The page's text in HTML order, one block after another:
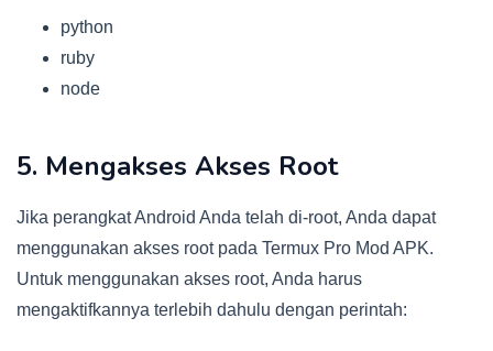
python
ruby
node
5. Mengakses Akses Root
Jika perangkat Android Anda telah di-root, Anda dapat
menggunakan akses root pada Termux Pro Mod APK.
Untuk menggunakan akses root, Anda harus
mengaktifkannya terlebih dahulu dengan perintah: